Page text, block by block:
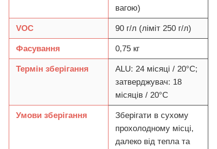
вагою)
VOC 90 г/л (ліміт 250 г/л)
Фасування 0,75 кг
Термін зберігання
ALU: 24 місяці / 20°C;
затверджувач: 18
місяців / 20°C
Умови зберігання
Зберігати в сухому
прохолодному місці,
далеко від тепла та